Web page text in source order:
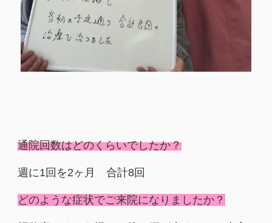
通院回数はどのくらいでしたか？
週に1回を2ヶ月 合計8回
どのような症状でご来院になりましたか？